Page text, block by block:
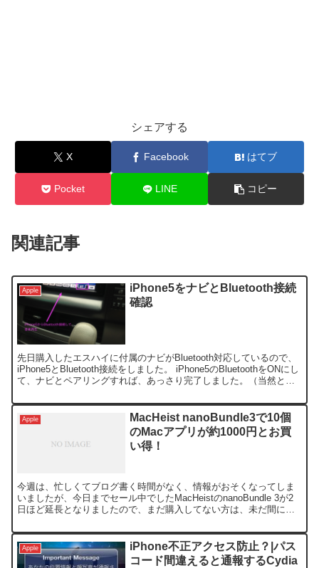
シェアする
X Facebook はてブ
Pocket LINE コピー
関連記事
Apple
iPhone5をナビとBluetooth接続
確認
先日購入したエスハイに付属のナビがBluetooth対応しているので、
iPhone5とBluetooth接続をしました。 iPhone5のBluetoothをONにし
て、ナビとペアリングすれば、あっさり完了しました。（当然と言
Apple
MacHeist nanoBundle3で10個
のMacアプリが約1000円とお買
い得！
今週は、忙しくてブログ書く時間がなく、情報がおそくなってしま
いましたが、今日までセール中でしたMacHeistのnanoBundle 3が2
日ほど延長となりましたので、まだ購入してない方は、未だ間に合
Apple
iPhone不正アクセス防止？|パス
コード間違えると通報するCydia